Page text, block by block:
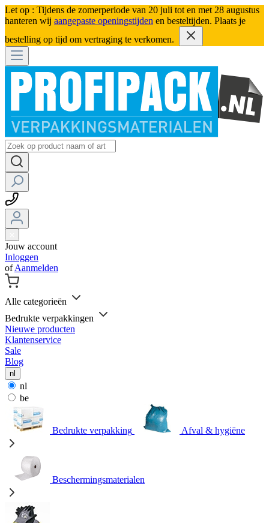
Let op : Tijdens de zomerperiode van 20 juli tot en met 28 augustus
hanteren wij aangepaste openingstijden en besteltijden. Plaats je
bestelling op tijd om vertraging te verkomen.
Jouw account
Inloggen
ofAanmelden
Alle categorieën
Bedrukte verpakkingen
Nieuwe producten
Klantenservice
Sale
Blog
nl
nl
be
Bedrukte verpakking Afval & hygiëne
Beschermingsmaterialen